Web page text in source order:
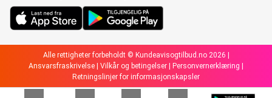
Alle rettigheter forbeholdt © Kundeavisogtilbud.no 2026 |
Ansvarsfraskrivelse
Vilkår og betingelser Personvernerklæring
Retningslinjer for informasjonskapsler